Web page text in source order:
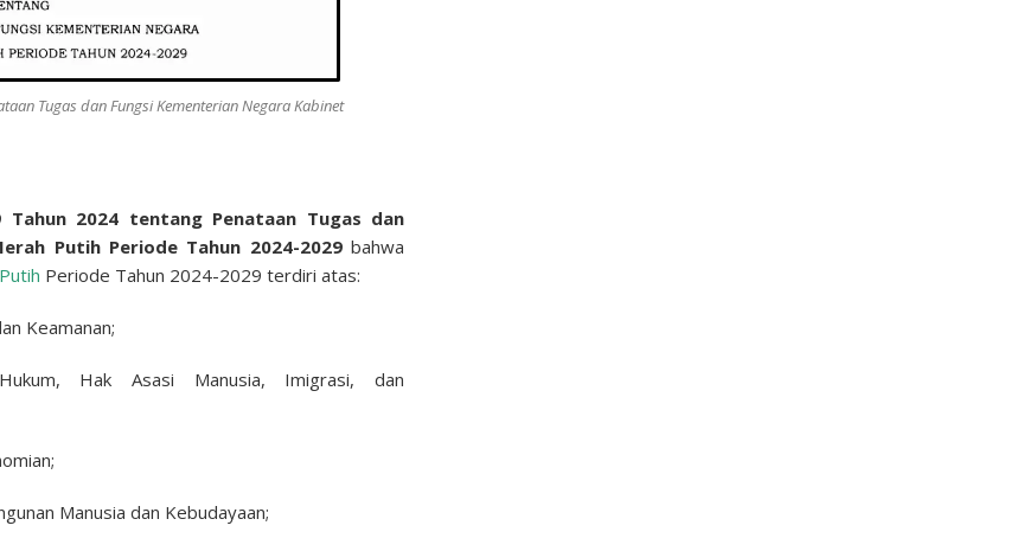
Tugas dan Fungsi Kementerian Negara Kabinet
Tahun 2024 tentang Penataan Tugas dan
Putih Periode Tahun 2024-2029bahwa
Periode Tahun 2024-2029 terdiri atas:
Keamanan;
Hak Asasi Manusia, Imigrasi, dan
Manusia dan Kebudayaan;